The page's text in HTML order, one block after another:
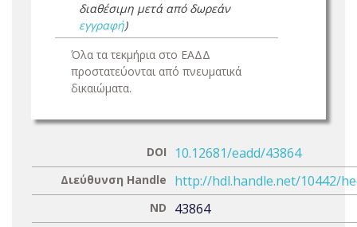
διαθέσιμη μετά από δωρεάν
εγγραφή)
Όλα τα τεκμήρια στο ΕΑΔΔ
προστατεύονται από πνευματικά
δικαιώματα.
DOI 10.12681/eadd/43864
Διεύθυνση Handle http://hdl.handle.net/10442/
ND 43864